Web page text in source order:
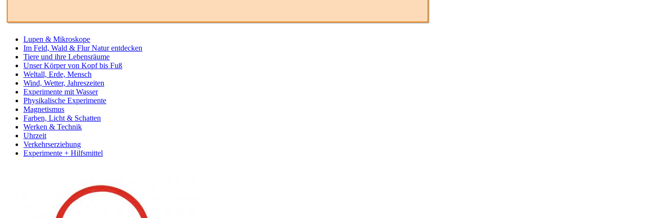
Lupen & Mikroskope
Im Feld, Wald & Flur Natur entdecken
Tiere und ihre Lebensräume
Unser Körper von Kopf bis Fuß
Weltall, Erde, Mensch
Wind, Wetter, Jahreszeiten
Experimente mit Wasser
Physikalische Experimente
Magnetismus
Farben, Licht & Schatten
Werken & Technik
Uhrzeit
Verkehrserziehung
Experimente + Hilfsmittel